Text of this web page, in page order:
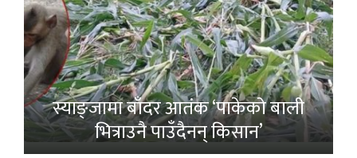
स्याङ्जामा बाँदर आतंक ‘पाकेको बाली
भित्राउनै पाउँदैनन् किसान’